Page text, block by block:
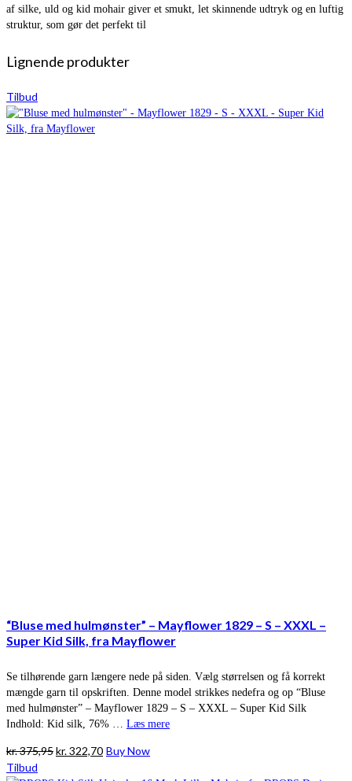
af silke, uld og kid mohair giver et smukt, let skinnende udtryk og en luftig
struktur, som gør det perfekt til
Lignende produkter
Tilbud
“Bluse med hulmønster” – Mayflower 1829 – S – XXXL –
Super Kid Silk, fra Mayflower
Se tilhørende garn længere nede på siden. Vælg størrelsen og få korrekt
mængde garn til opskriften. Denne model strikkes nedefra og op “Bluse
med hulmønster” – Mayflower 1829 – S – XXXL – Super Kid Silk
Indhold: Kid silk, 76% … Læs mere
kr.375,95Den
kr.322,70Den
Buy Now
Tilbud